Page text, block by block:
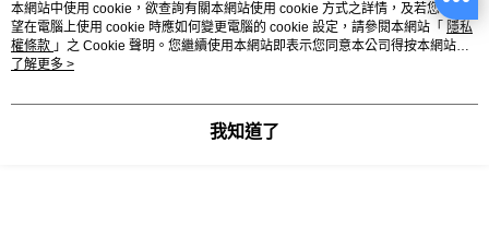
本網站中使用 cookie，欲查詢有關本網站使用 cookie 方式之詳情，及若您不希
望在電腦上使用 cookie 時應如何變更電腦的 cookie 設定，請參閱本網站「 隱私
權條款 」之 Cookie 聲明。您繼續使用本網站即表示您同意本公司得按本網站使
用條款之 Cookie 聲明使用 cookie。
了解更多 >
我知道了